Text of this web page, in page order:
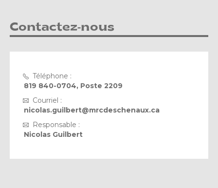
Contactez-nous
Téléphone :
819 840-0704, Poste 2209
Courriel :
nicolas.guilbert@mrcdeschenaux.ca
Responsable :
Nicolas Guilbert